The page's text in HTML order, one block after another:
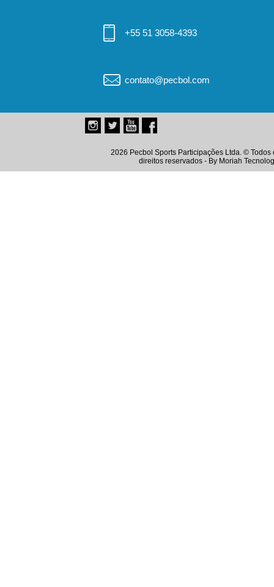
+55 51 3058-4393
contato@pecbol.com
2026 Pecbol Sports Participações Ltda. © Todos
direitos reservados - By Moriah